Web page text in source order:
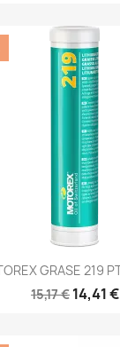
GRASE 219
15,17 € 14,41 €